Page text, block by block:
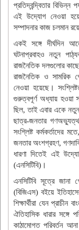
প্রতিদ্বন্দ্বিতার
এই উদ্যোগ নেওয়া
সম্পাদনার কাজ চলমান
একই সঙ্গে দীর্ঘদিন
ঘটনাপ্রবাহও নতুন
রাজনৈতিক দলগুলোর কাছে
রাজনৈতিক ও সামরিক
নেওয়া হয়েছে।
গুরুত্বপূর্ণ অধ্যায় হওয়া
ছিল, তাই এবার একে
ছাত্র-জনতার
সংশ্লিষ্ট কর্মকর্তাদের
জনতার অংশগ্রহণ, গণদাবি
ধারণা দিতেই এই
(এনসিটিবি)।
এনসিটিবি সূত্রে জানা
(বিজিএস) বইয়ে
শিক্ষার্থীরা যেন প্রাচীন
ঐতিহাসিক ধারার সঙ্গে
কাঠামোগত পরিবর্তন